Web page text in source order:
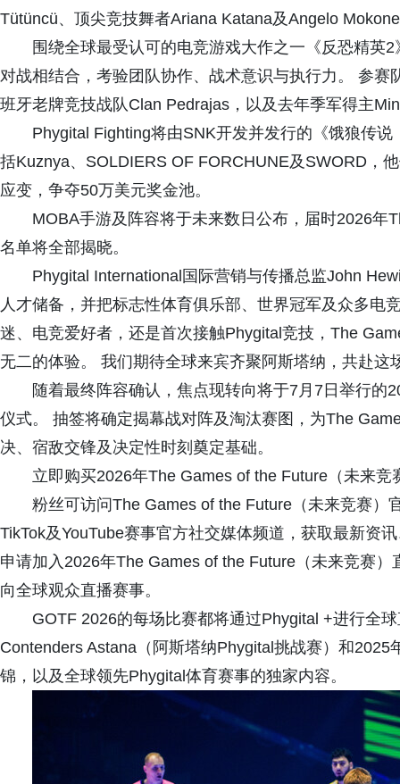
Tütüncü、顶尖竞技舞者Ariana Katana及Angelo
围绕全球最受认可的电竞游戏大作之一《反恐精英
对战相结合，考验团队协作、战术意识与执行力。 参
班牙老牌竞技战队Clan Pedrajas，以及去年季军得主
Phygital Fighting将由SNK开发并发行的《饿狼传
括Kuznya、SOLDIERS OF FORCHUNE及SWORD，
应变，争夺50万美元奖金池。
MOBA手游及阵容将于未来数日公布，届时2026
名单将全部揭晓。
Phygital International国际营销与传播总监John
人才储备，并把标志性体育俱乐部、世界冠军及众多电
迷、电竞爱好者，还是首次接触Phygital竞技，The
无二的体验。 我们期待全球来宾齐聚阿斯塔纳，共赴
随着最终阵容确认，焦点现转向将于7月7日举行的
仪式。 抽签将确定揭幕战对阵及淘汰赛图，为The
决、宿敌交锋及决定性时刻奠定基础。
立即购买2026年The Games of the Future（未来竞
粉丝可访问The Games of the Future（未来竞赛）
TikTok及YouTube赛事官方社交媒体频道，获取最新资
申请加入2026年The Games of the Future（未来竞赛
向全球观众直播赛事。
GOTF 2026的每场比赛都将通过Phygital +进行全
Contenders Astana（阿斯塔纳Phygital挑战赛）和
锦，以及全球领先Phygital体育赛事的独家内容。